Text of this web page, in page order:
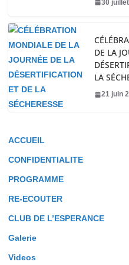
30
DE LA
LA
21 juin
ACCUEIL
CONFIDENTIALITE
PROGRAMME
RE-ECOUTER
CLUB DE L’ESPERANCE
Galerie
Videos